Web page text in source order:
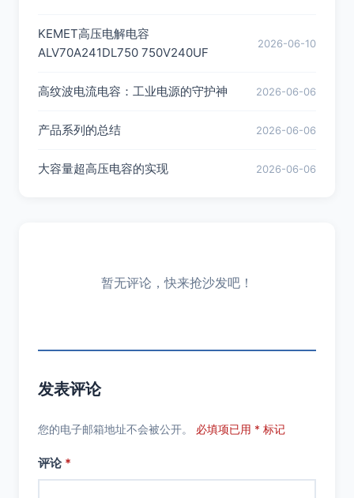
KEMET高压电解电容
ALV70A241DL750 750V240UF
2026-06-10
高纹波电流电容：工业电源的守护神 2026-06-06
产品系列的总结 2026-06-06
大容量超高压电容的实现 2026-06-06
暂无评论，快来抢沙发吧！
发表评论
您的电子邮箱地址不会被公开。 必填项已用 * 标记
评论 *